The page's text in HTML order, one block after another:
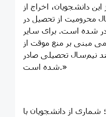
دانشجویان، اخراج از
محرومیت از تحصیل در
شده است. برای سایر
مبنی بر منع موقت از
نیم‌سال تحصیلی صادر
شده است.»
از دانشجویان با